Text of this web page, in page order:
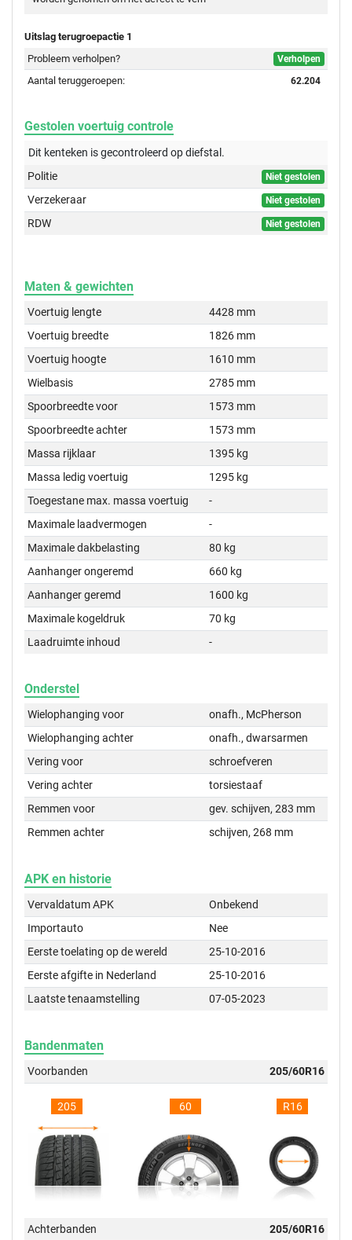
Uitslag terugroepactie 1
Probleem verholpen?
Verholpen
Aantal teruggeroepen: 62.204
Gestolen voertuig controle
Dit kenteken is gecontroleerd opdiefstal.
Politie
Niet gestolen
Verzekeraar Niet gestolen
RDW Niet gestolen
Maten & gewichten
Voertuig lengte
4428 mm
Voertuig breedte
1826 mm
Voertuig hoogte
1610 mm
Wielbasis
2785 mm
Spoorbreedte voor
1573 mm
Spoorbreedte achter
1573 mm
Massa rijklaar
1395 kg
Massa ledig voertuig
1295 kg
Toegestane max. massa voertuig
-
Maximale laadvermogen
-
Maximale dakbelasting
80 kg
Aanhanger ongeremd
660 kg
Aanhanger geremd
1600 kg
Maximale kogeldruk
70 kg
Laadruimte inhoud
-
Onderstel
Wielophanging voor
onafh., McPherson
Wielophanging achter
onafh., dwarsarmen
Vering voor
schroefveren
Vering achter
torsiestaaf
Remmen voor
gev. schijven, 283 mm
Remmen achter
schijven, 268 mm
APK en historie
Vervaldatum APK
Onbekend
Importauto
Nee
Eerste toelating op de wereld
25-10-2016
Eerste afgifte in Nederland
25-10-2016
Laatste tenaamstelling
07-05-2023
Bandenmaten
Voorbanden 205/60R16
205 60 R16
Achterbanden 205/60R16